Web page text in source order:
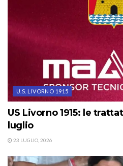
U.S. LIVORNO 1915
US Livorno 1915: le
luglio
23 LUGLIO, 2026